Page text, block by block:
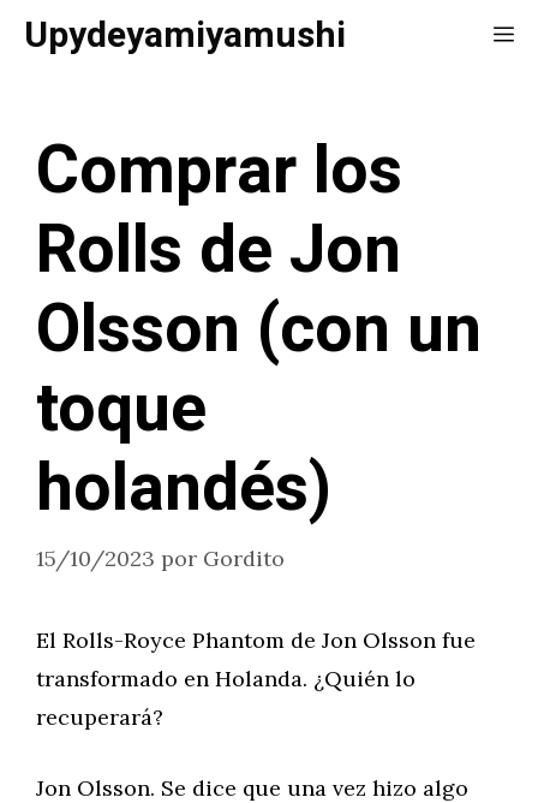
SaltarUpydeyamiyamushi
Comprar los
Rolls de Jon
Olsson (con un
toque
holandés)
15/10/2023 por Gordito
El Rolls-Royce Phantom de Jon Olsson fue
transformado en Holanda. ¿Quién lo
recuperará?
Jon Olsson. Se dice que una vez hizo algo